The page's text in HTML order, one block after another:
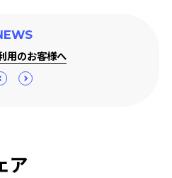
用のお客様へ
ア